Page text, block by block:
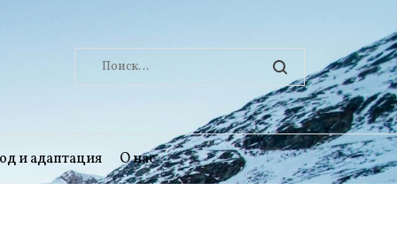
Найти:
и адаптация О нас